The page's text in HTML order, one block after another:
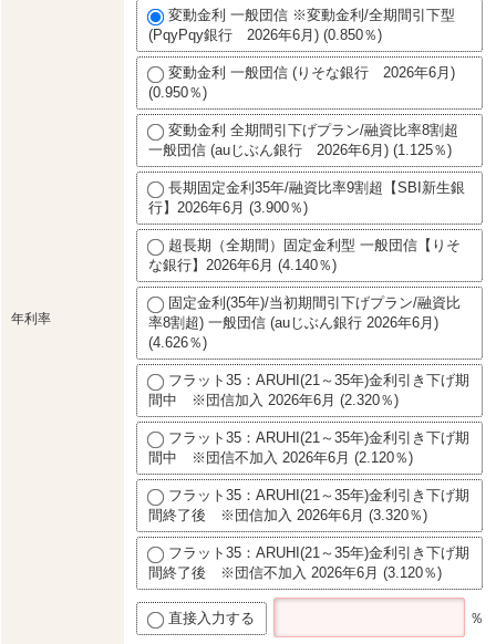
年利率
変動金利 一般団信 ※変動金利/全期間引下型
(PqyPqy銀行 2026年6月) (0.850％)
変動金利 一般団信 (りそな銀行 2026年6月)
(0.950％)
変動金利 全期間引下げプラン/融資比率8割超
一般団信 (auじぶん銀行 2026年6月) (1.125％)
長期固定金利35年/融資比率9割超【SBI新生銀
行】2026年6月 (3.900％)
超長期（全期間）固定金利型 一般団信【りそ
な銀行】2026年6月 (4.140％)
固定金利(35年)/当初期間引下げプラン/融資比
率8割超) 一般団信 (auじぶん銀行 2026年6月)
(4.626％)
フラット35：ARUHI(21～35年)金利引き下げ期
間中 ※団信加入 2026年6月 (2.320％)
フラット35：ARUHI(21～35年)金利引き下げ期
間中 ※団信不加入 2026年6月 (2.120％)
フラット35：ARUHI(21～35年)金利引き下げ期
間終了後 ※団信加入 2026年6月 (3.320％)
フラット35：ARUHI(21～35年)金利引き下げ期
間終了後 ※団信不加入 2026年6月 (3.120％)
直接入力する ％